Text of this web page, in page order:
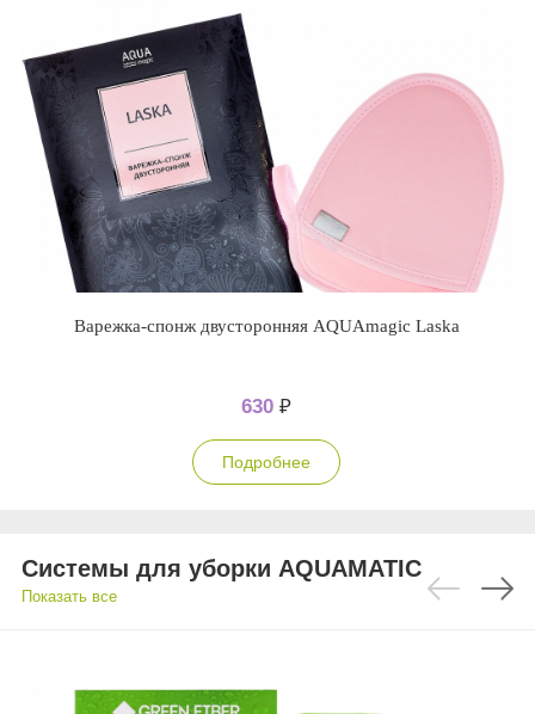
Варежка-спонж двусторонняя AQUAmagic Laska
630 ₽
Подробнее
Системы для уборки AQUAMATIC
Показать все